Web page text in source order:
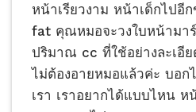
หน้าเรียวงาม หน้าเด็กไปอี
fat คุณหมอจะวงใบหน้ามา
ปริมาณ cc ที่ใช้อย่างละเอีย
ไม่ต้องอายหมอแล้วค่ะ บอก
เรา เราอยากได้แบบไหน ห